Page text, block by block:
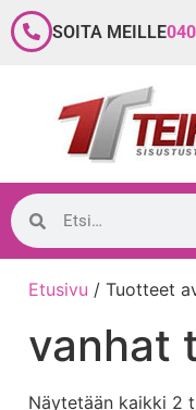
SOITA MEILLE
Etusivu / Tuotteet
vanhat
Näytetään kaikki 2